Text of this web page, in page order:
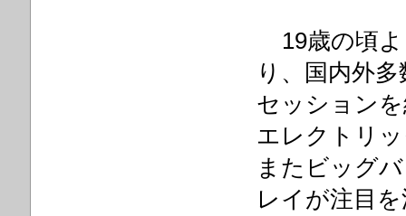
19歳の頃よ
り、国内外
セッション
エレクトリ
またビッグ
レイが注目